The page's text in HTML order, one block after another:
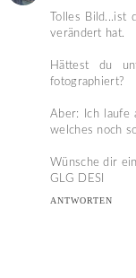
Tolles
verändert hat.
Hättest du
fotographiert?
Aber: Ich laufe
welches noch
Wünsche dir
GLG DESI
ANTWORTEN